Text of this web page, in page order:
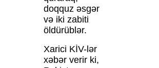
doqquz əsgər
və iki zabiti
öldürüblər.
Xarici KİV-lər
xəbər verir ki,